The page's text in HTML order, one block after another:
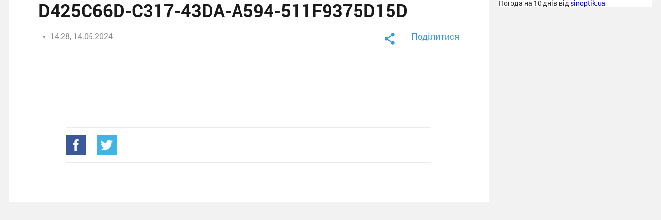
D425C66D-C317-43DA-A594-511F9375D15D
14:28, 14.05.2024 Поділитися
Погода на 10 днів від sinoptik.ua